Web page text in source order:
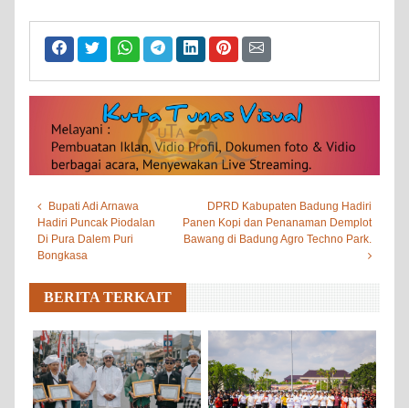
Bupati Adi Arnawa
Hadiri Puncak Piodalan
Di Pura Dalem Puri
Bongkasa
DPRD Kabupaten Badung Hadiri
Panen Kopi dan Penanaman Demplot
Bawang di Badung Agro Techno Park.
BERITA TERKAIT